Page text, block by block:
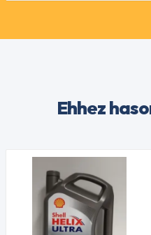
Ehhez